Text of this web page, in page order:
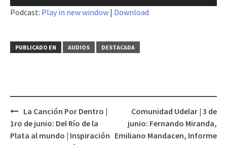
audio
Podcast: Play in new window | Download
PUBLICADO EN AUDIOS DESTACADA
Navegación
de
La Canción Por Dentro |
1ro de junio: Del Río de la
Plata al mundo | Inspiración
Comunidad Udelar | 3 de
junio: Fernando Miranda,
Emiliano Mandacen, Informe